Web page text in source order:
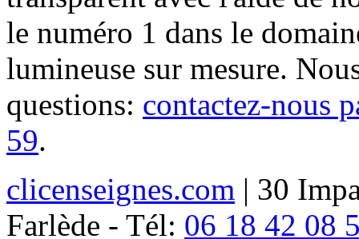
le numéro 1 dans le
lumineuse sur mesure.
questions: contactez-nous
59.
clicenseignes.com | 30
Farlède - Tél: 06 18 42 08